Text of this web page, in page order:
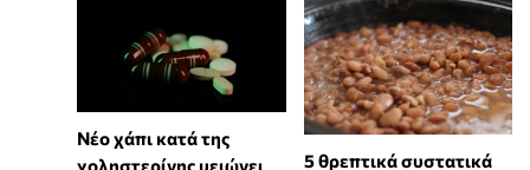
Νέο χάπι κατά της
5 θρεπτικά συστατικά